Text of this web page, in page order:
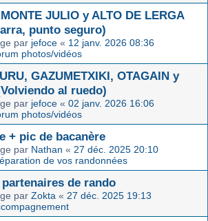
JULIO y ALTO DE LERGA
punto seguro)
par jefoce « 12 janv. 2026 08:36
photos/vidéos
GAZUMETXIKI, OTAGAIN y
al ruedo)
par jefoce « 02 janv. 2026 16:06
photos/vidéos
+ pic de bacanère
par Nathan « 27 déc. 2025 20:10
de vos randonnées
de rando
par Zokta « 27 déc. 2025 19:13